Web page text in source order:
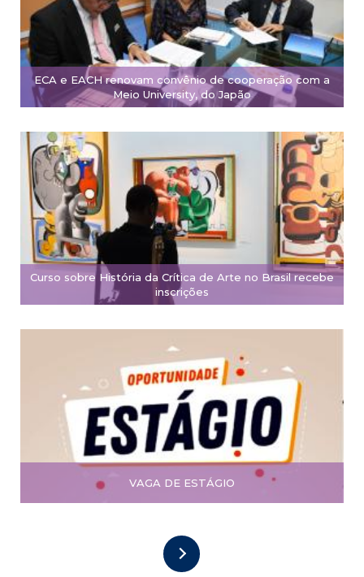
ECA e EACH renovam convênio de cooperação com a
Meio University, do Japão
Curso sobre História da Crítica de Arte no Brasil recebe
inscrições
VAGA DE ESTÁGIO